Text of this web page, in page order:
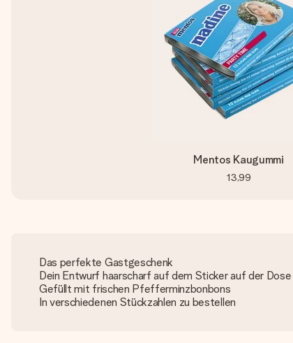
Mentos Kaugummi
13,99
Das perfekte Gastgeschenk
Dein Entwurf haarscharf auf dem Sticker auf der Dose
Gefüllt mit frischen Pfefferminzbonbons
In verschiedenen Stückzahlen zu bestellen